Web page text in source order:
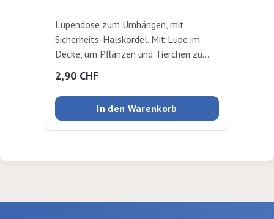
Lupendose zum Umhängen, mit
Sicherheits-Halskordel. Mit Lupe im
Decke, um Pflanzen und Tierchen zu
bei zu starkem Zug dank
Sicherheitsverschluss. Ab 3 Jahre
Umhängebändel farblich assortiert.
Stück, 4,5 x 4cm
Regulärer Preis:
2,90 CHF
In den Warenkorb